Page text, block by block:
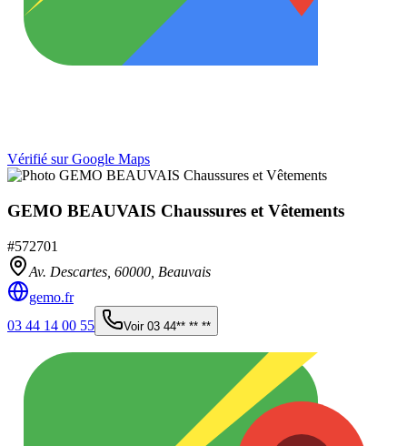
Vérifié sur Google Maps
GEMO BEAUVAIS Chaussures et Vêtements
#572701
Av. Descartes, 60000 Beauvais
gemo.fr
03 44 14 00 55
Voir 03 44** ** **